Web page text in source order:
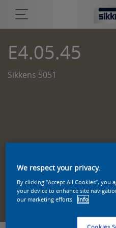
E4.05.45
Sikkens 5051
Zoek
We respect your privacy.
By clicking “Accept All Cookies”,
your device to enhance site
our marketing efforts.
Info